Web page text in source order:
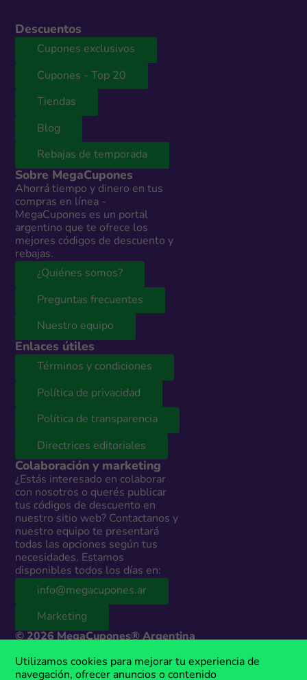
Descuentos
Cupones exclusivos
Cupones - Top 20
Tiendas
Blog
Rebajas de temporada
Sobre MegaCupones
Ahorrá tiempo y dinero en tus
compras en línea -
MegaCupones es un portal
argentino que te ofrece los
mejores códigos de descuento y
rebajas.
¿Quiénes somos?
Preguntas frecuentes
Nuestro equipo
Enlaces útiles
Términos y condiciones
Política de privacidad
Política de transparencia
Directrices editoriales
Colaboración y marketing
¿Estás interesado en colaborar
con nosotros o querés publicar
tus códigos de descuento en
nuestro sitio web? Contactanos y
nuestro equipo te presentará
todas las opciones según tus
necesidades. Estamos
disponibles todos los días en:
info@megacupones.ar
Marketing
© 2026 MegaCupones® Argentina
Este sitio web contiene enlaces de afiliados a productos y servicios de
terceros. Si realizás una compra a través de estos enlaces, podemos
Utilizamos cookies para mejorar tu experiencia de
navegación, ofrecer anuncios o contenido